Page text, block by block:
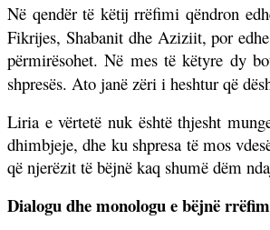
Në qendër të këtij rrëfimi qëndron
Fikrijes, Shabanit dhe Aziziit, por
përmirësohet. Në mes të këtyre dy
shpresës. Ato janë zëri i heshtur që
Liria e vërtetë nuk është thjesht
dhimbjeje, dhe ku shpresa të mos
që njerëzit të bëjnë kaq shumë dëm
Dialogu dhe monologu e bëjnë